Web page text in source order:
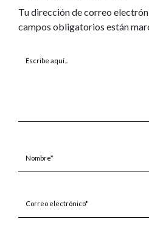
Tu dirección de correo
campos obligatorios están
Escribe
electrónico*